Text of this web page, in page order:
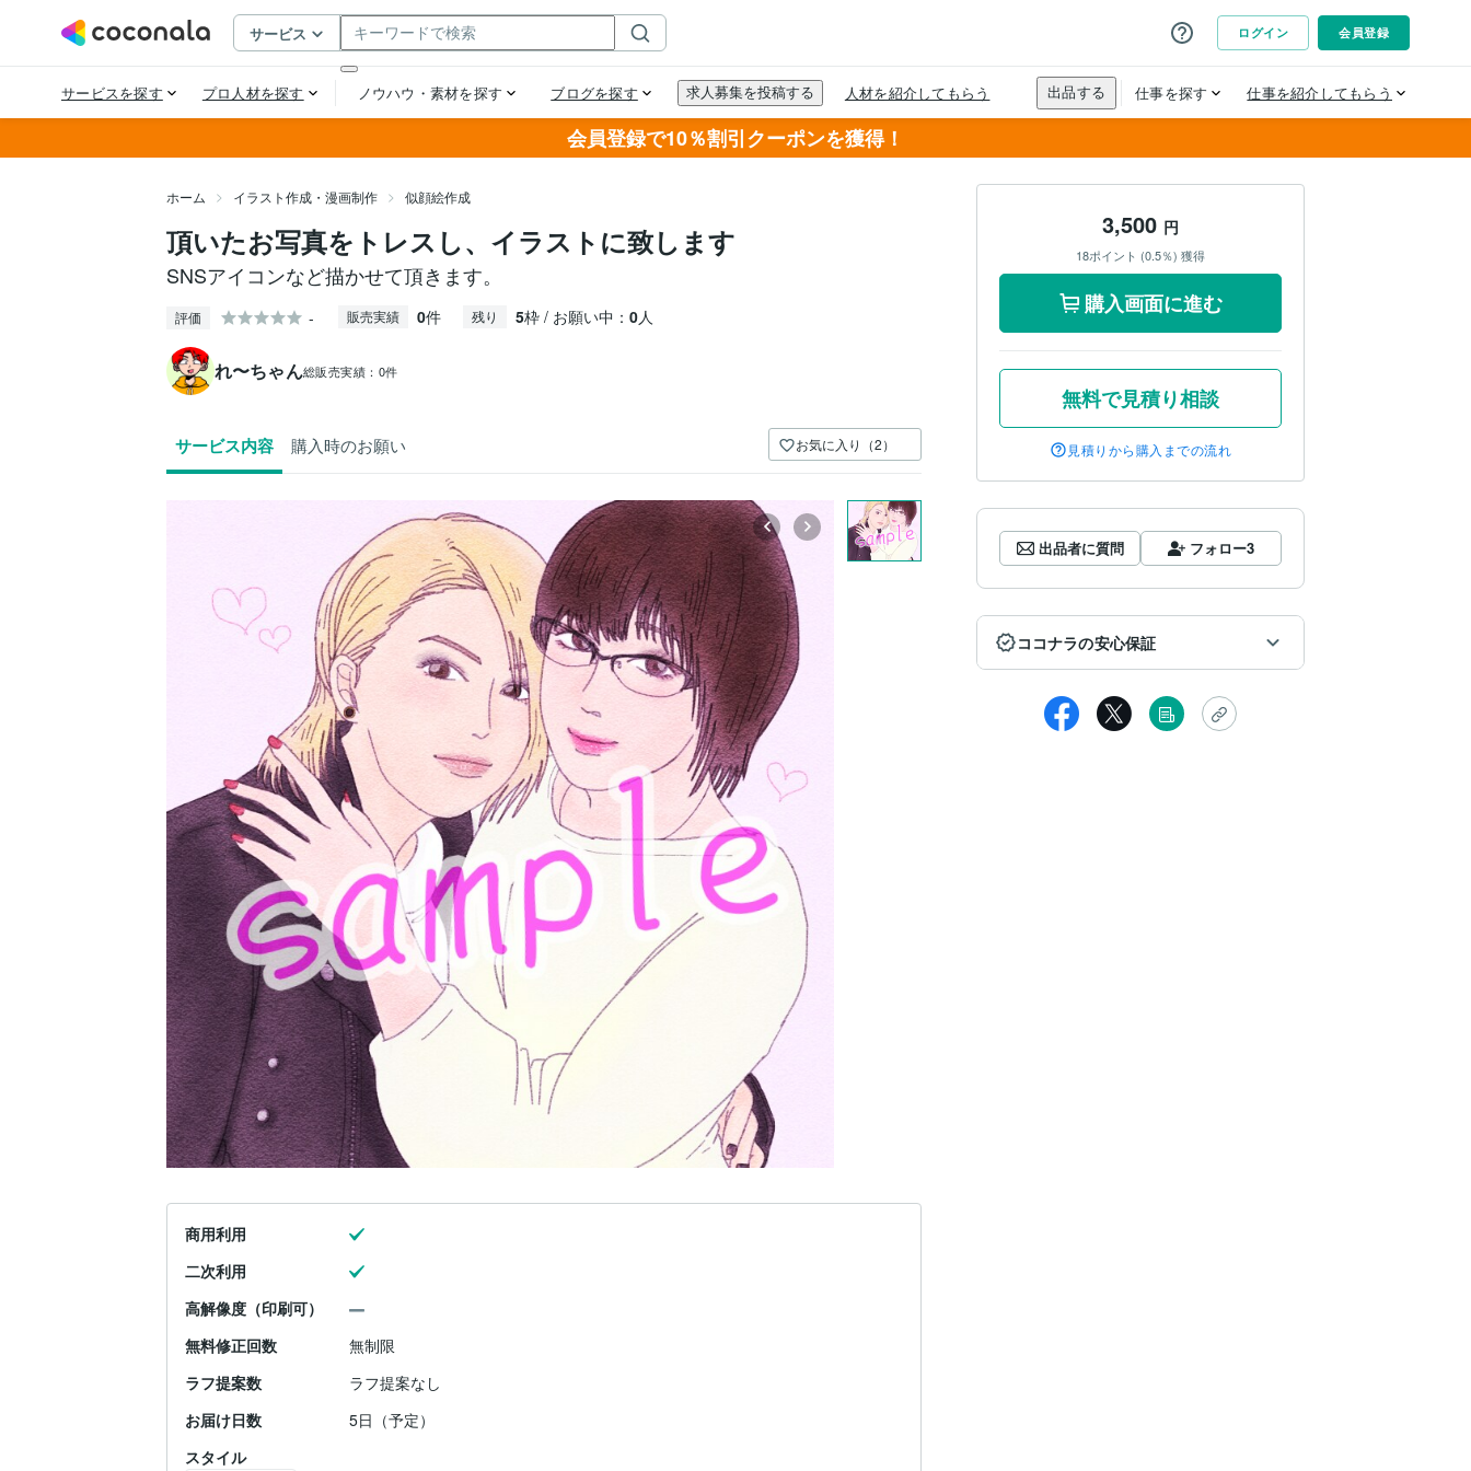
会員登録で10％割引クーポンを獲得！
ホーム イラスト作成・漫画制作 似顔絵作成
頂いたお写真をトレスし、イラストに致します
SNSアイコンなど描かせて頂きます。
評価 - 販売実績 0件 残り 5枠 / お願い中： 0人
れ〜ちゃん総販売実績： 0件
サービス内容 購入時のお願い お気に入り（2）
商用利用
二次利用
高解像度（印刷可）
無料修正回数
無制限
ラフ提案数
ラフ提案なし
お届け日数
5日（予定）
スタイル
3,500 円
18ポイント (0.5％) 獲得
購入画面に進む
無料で見積り相談
見積りから購入までの流れ
出品者に質問 フォロー3
ココナラの安心保証